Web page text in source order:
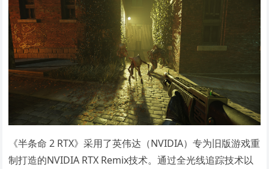
《半条命 2 RTX》采用了英伟达（NVIDIA）专为旧版游戏重
制打造的NVIDIA RTX Remix技术。通过全光线追踪技术以